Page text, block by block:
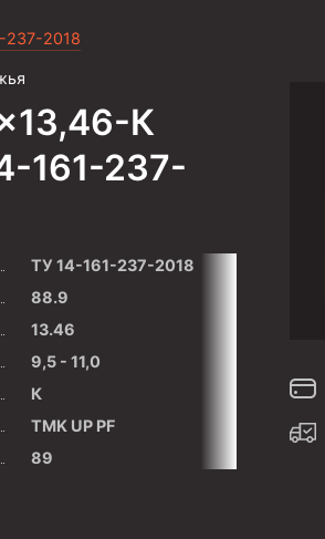
237-2018
К
161-237-
ТУ 14-161-237-2018
88.9
13.46
9,5 - 11,0
К
TMK UP PF
89